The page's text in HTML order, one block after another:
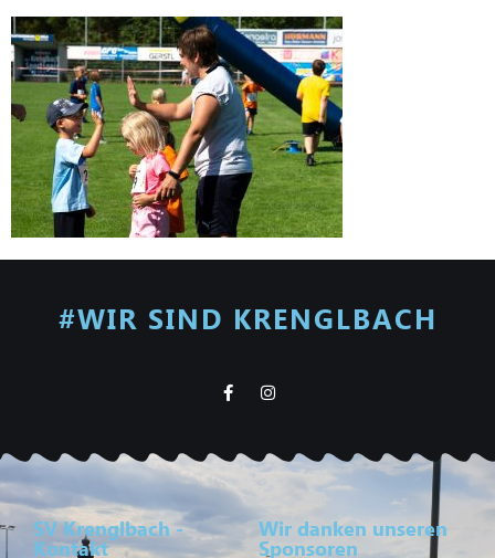
#WIR SIND KRENGLBACH
SV Krenglbach -
Kontakt
Wir danken unseren
Sponsoren